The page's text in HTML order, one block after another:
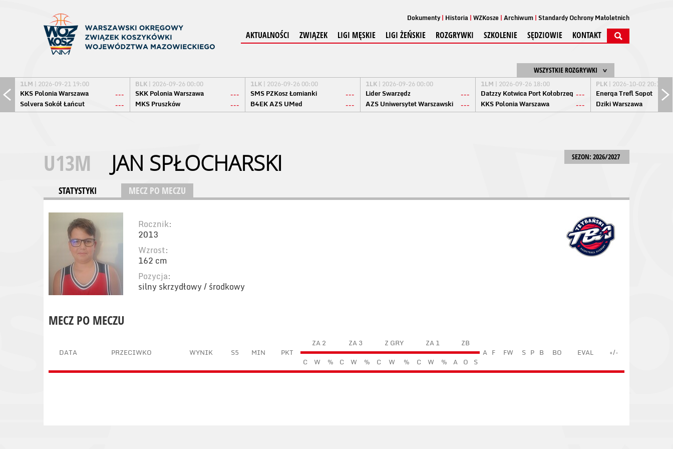
Dokumenty Historia WZKosze Archiwum Standardy Ochrony Małoletnich
AKTUALNOŚCI ZWIĄZEK LIGI MĘSKIE LIGI ŻEŃSKIE ROZGRYWKI SZKOLENIE SĘDZIOWIE KONTAKT
WSZYSTKIE ROZGRYWKI
1LM | 2026-09-21 19:00
KKS Polonia Warszawa
---
Solvera Sokół Łańcut
---
BLK | 2026-09-26 00:00
SKK Polonia Warszawa
---
MKS Pruszków
---
1LK | 2026-09-26 00:00
SMS PZKosz Łomianki
---
B4EK AZS UMed
---
1LK | 2026-09-26 00:00
Lider Swarzędz
---
AZS Uniwersytet Warszawski
---
1LM | 2026-09-26 18:00
Datzzy Kotwica Port Kołobrzeg ---
KKS Polonia Warszawa
---
PLK | 2026-10-02 20:15
Energa Trefl Sopot
Dziki Warszawa
SEZON: 2026/2027
U13M JAN SPŁOCHARSKI
STATYSTYKI MECZ PO MECZU
Rocznik:
2013
Wzrost:
162 cm
Pozycja:
silny skrzydłowy / środkowy
MECZ PO MECZU
DATA PRZECIWKO WYNIK S5 MIN PKT
ZA 2 ZA 3 Z GRY ZA 1
ZB
A F FW S P B BO EVAL
+/-
C
W % C W % C W % C W % A O S